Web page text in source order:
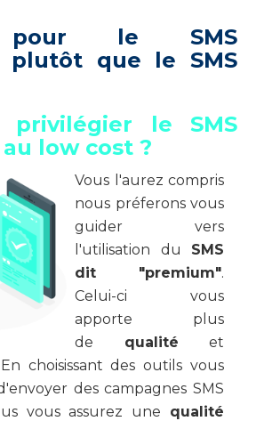
pour le SMS
plutôt que le SMS
privilégier le SMS
low cost ?
Vous l'aurez compris
nous préferons vous
guider vers
l'utilisation du SMS
dit "premium".
Celui-ci vous
apporte plus
de qualité et
choisissant des outils vous
des campagnes SMS
vous assurez une qualité